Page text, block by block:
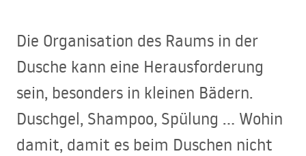
Die Organisation des Raums in der
Dusche kann eine Herausforderung
sein, besonders in kleinen Bädern.
Duschgel, Shampoo, Spülung … Wohin
damit, damit es beim Duschen nicht